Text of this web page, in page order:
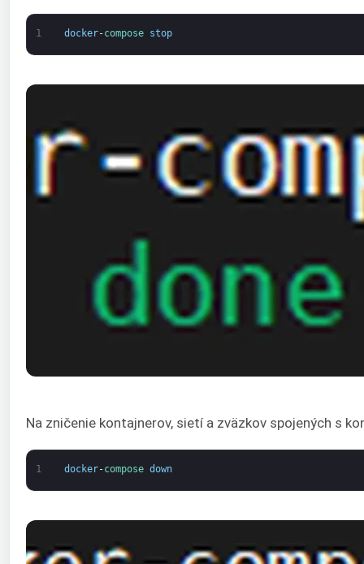
1 docker-compose stop
Na zničenie kontajnerov, sietí a zväzkov spojených s
1 docker-compose down